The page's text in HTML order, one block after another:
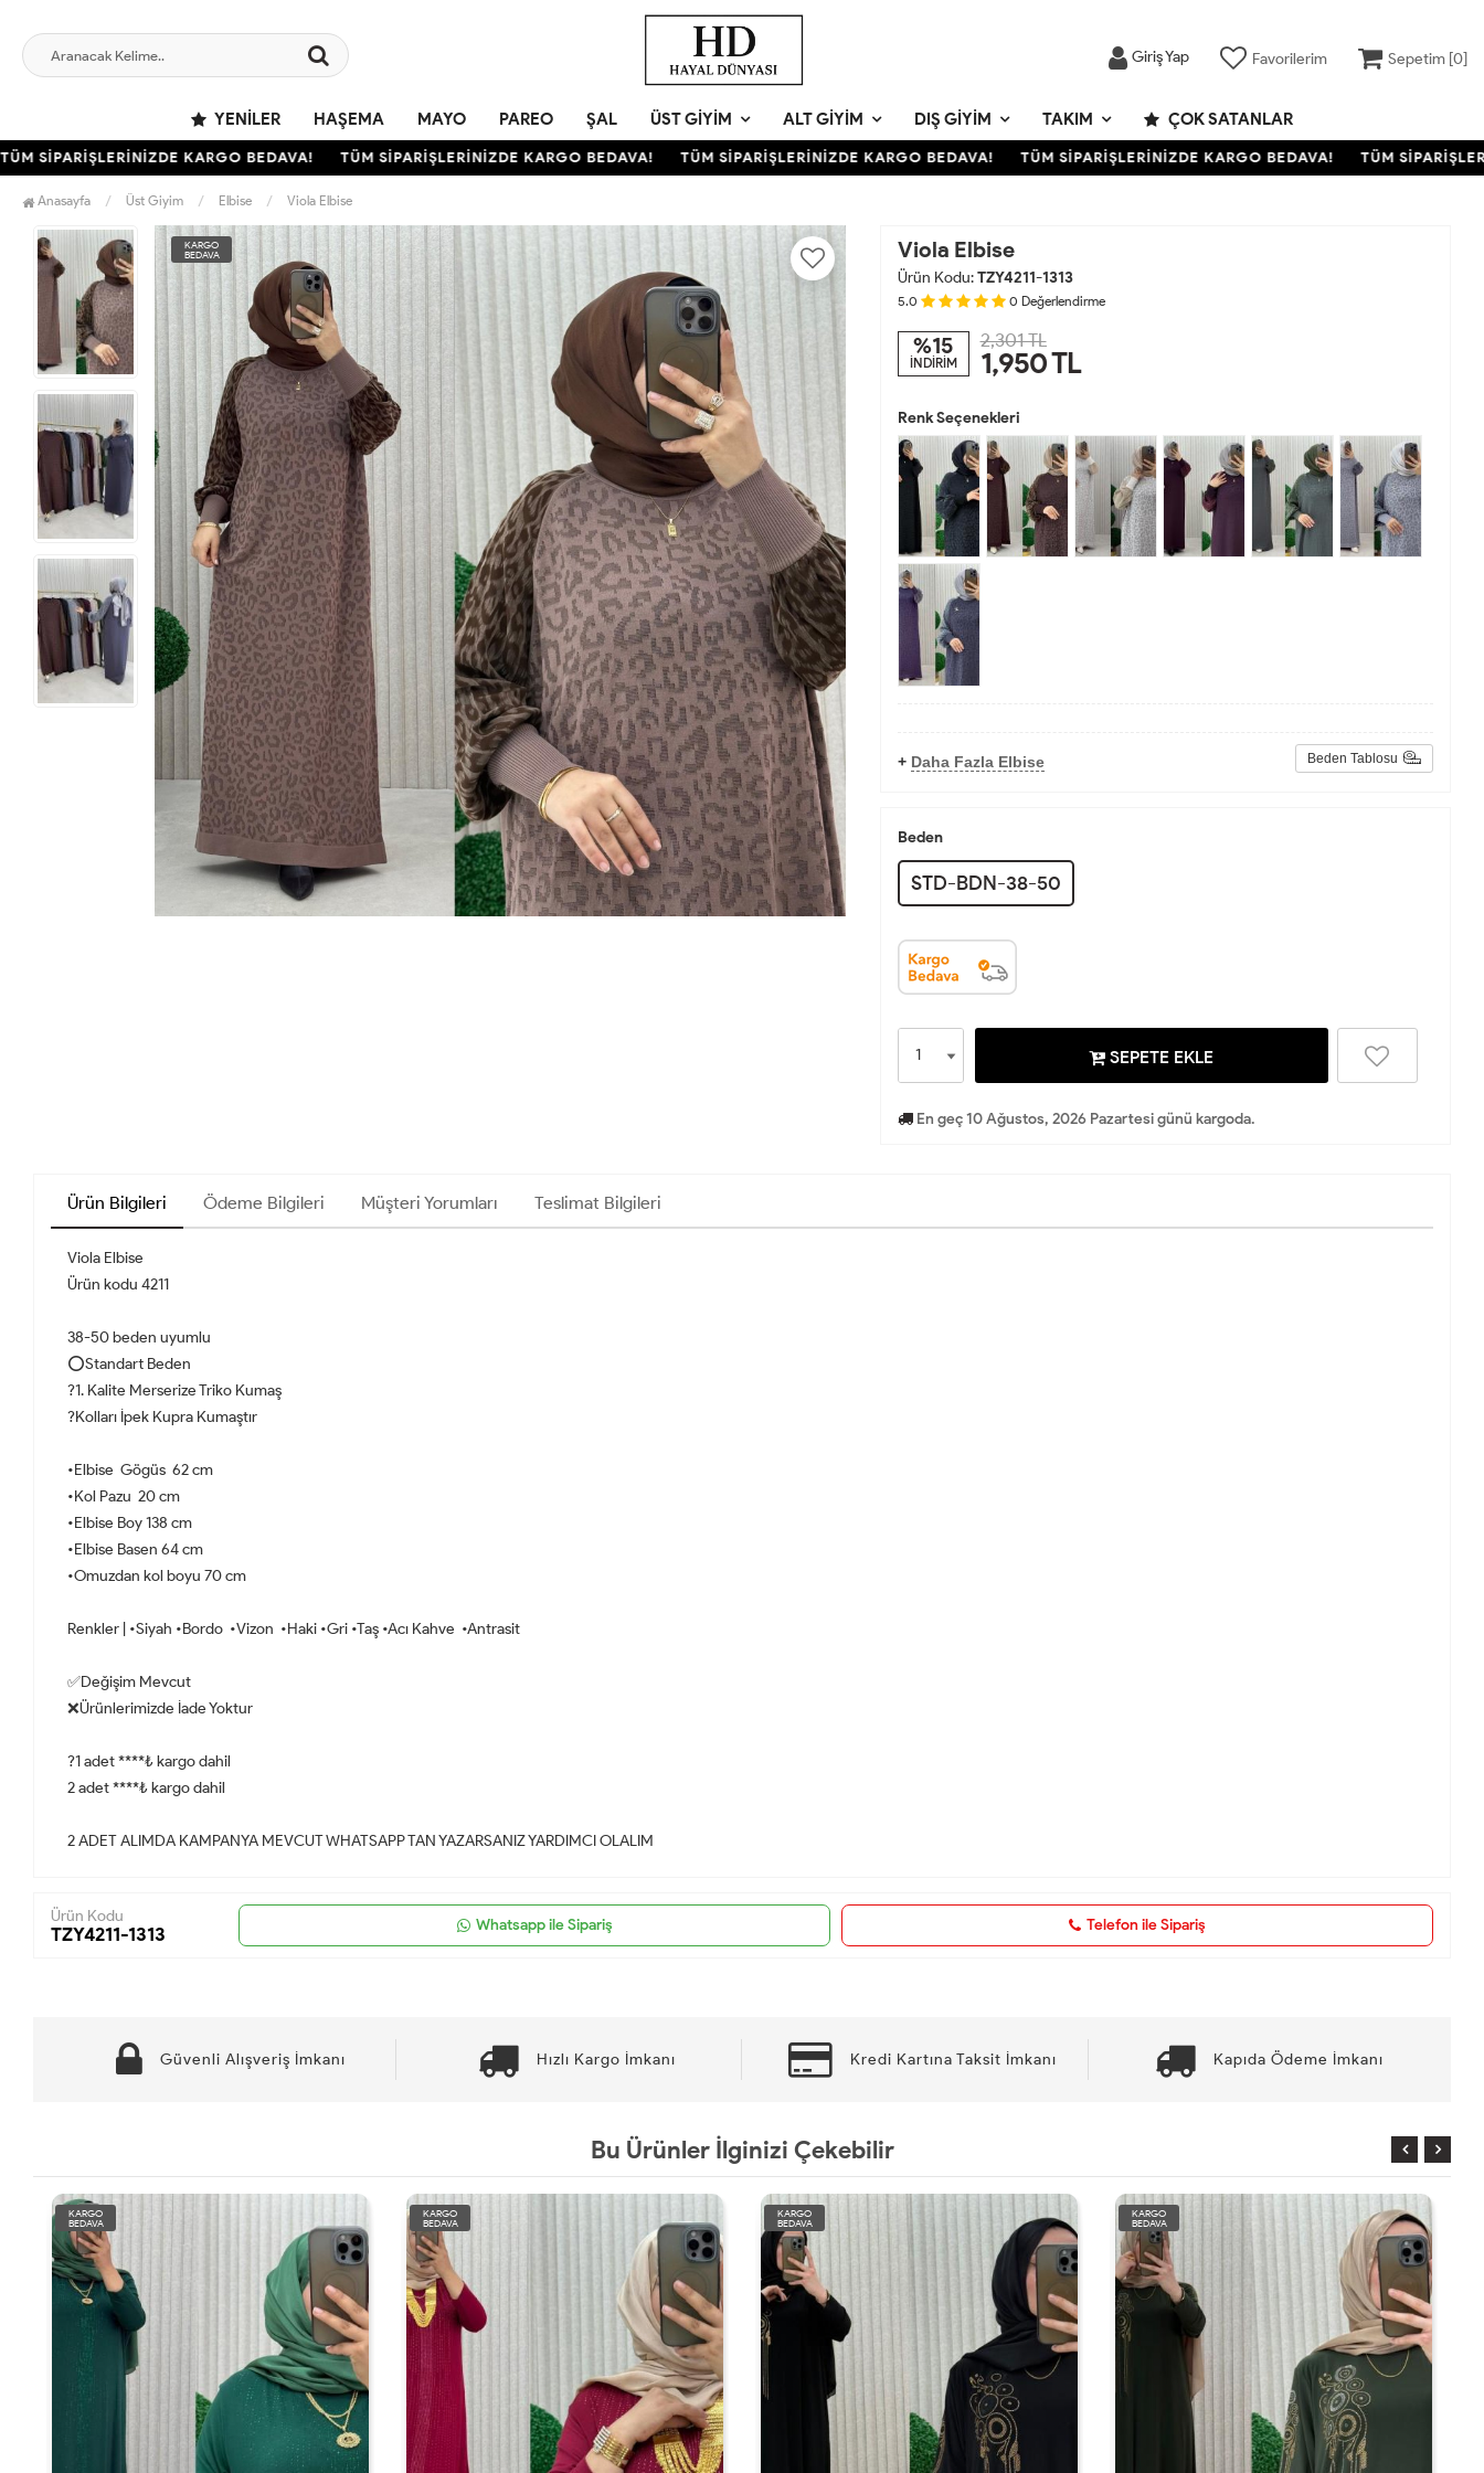
Giriş Yap Favorilerim Sepetim [0]
YENILER HAŞEMA MAYO PAREO ŞAL ÜST GIYIM ALT GIYIM DIŞ GIYIM TAKIM ÇOK SATANLAR
SİPARİŞLERİNİZDE KARGO BEDAVA! TÜM SİPARİŞLERİNİZDE KARGO BEDAVA! TÜM SİPARİŞLERİNİZDE KARGO BEDAVA! TÜM SİPARİŞLERİNİZDE KARGO BEDAVA! TÜM
Anasayfa Üst Giyim Elbise Viola Elbise
KARGO
BEDAVA
Viola Elbise
Ürün Kodu:TZY4211-1313
5.0 0 Değerlendirme
%15
İNDİRİM
2,301 TL
1,950TL
Renk Seçenekleri
+ Daha Fazla Elbise Beden Tablosu
Beden
STD-BDN-38-50
SEPETE EKLE
En geç 10 Ağustos, 2026 Pazartesi günü kargoda.
Ürün Bilgileri Ödeme Bilgileri Müşteri Yorumları Teslimat Bilgileri
Viola Elbise
Ürün kodu 4211
38-50 beden uyumlu
⭕️Standart Beden
?1. Kalite Merserize Triko Kumaş
?Kolları İpek Kupra Kumaştır
•Elbise Gögüs 62 cm
•Kol Pazu 20 cm
•Elbise Boy 138 cm
•Elbise Basen 64 cm
•Omuzdan kol boyu 70 cm
Renkler | •Siyah •Bordo •Vizon •Haki •Gri •Taş •Acı Kahve •Antrasit
✅Değişim Mevcut
❌Ürünlerimizde İade Yoktur
?1 adet ****₺ kargo dahil
2 adet ****₺ kargo dahil
2 ADET ALIMDA KAMPANYA MEVCUT WHATSAPP TAN YAZARSANIZ YARDIMCI OLALIM
Ürün Kodu
TZY4211-1313 Whatsapp ile Sipariş Telefon ile Sipariş
Güvenli Alışveriş İmkanı Hızlı Kargo İmkanı Kredi Kartına Taksit İmkanı Kapıda Ödeme İmkanı
Bu Ürünler İlginizi Çekebilir
KARGO
BEDAVA
KARGO
BEDAVA
KARGO
BEDAVA
KARGO
BEDAVA